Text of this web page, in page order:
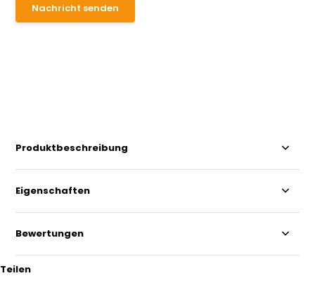
Nachricht senden
Produktbeschreibung
Eigenschaften
Bewertungen
Teilen